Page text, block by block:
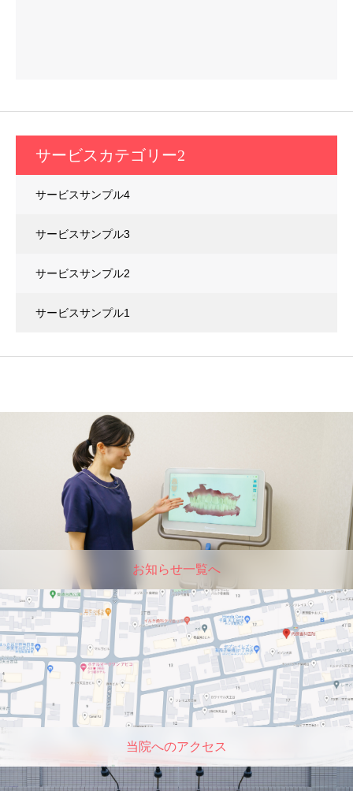
サービスカテゴリー2
サービスサンプル4
サービスサンプル3
サービスサンプル2
サービスサンプル1
お知らせ一覧へ
当院へのアクセス